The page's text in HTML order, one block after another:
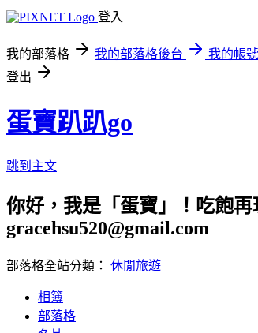
登入
我的部落格 我的部落格後台
我的帳號
登出
蛋寶趴趴go
跳到主文
你好，我是「蛋寶」！吃飽
gracehsu520@gmail.com
部落格全站分類： 休閒旅遊
相簿
部落格